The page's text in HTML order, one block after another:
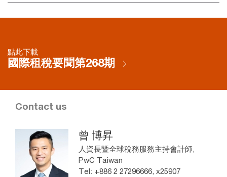
點此下載
國際租稅要聞第268期
Contact us
曾 博昇
人資長暨全球稅務服務主持會計師,
PwC Taiwan
Tel: +886 2 27296666, x25907